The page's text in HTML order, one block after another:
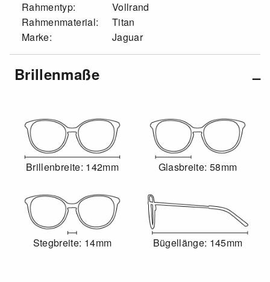
Rahmentyp:
Vollrand
Rahmenmaterial:
Titan
Marke:
Jaguar
Brillenmaße
Brillenbreite: 142mm Glasbreite: 58mm
Stegbreite: 14mm Bügellänge: 145mm